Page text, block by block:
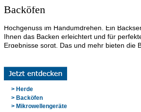
Backöfen
Hochgenuss im Handumdrehen. Ein
Ihnen das Backen erleichtert und für
Ergebnisse sorgt. Das und mehr bieten die
> Herde
> Backöfen
> Mikrowellengeräte